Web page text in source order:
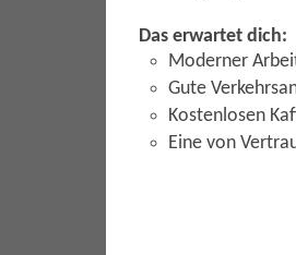
Das erwartet dich:
Moderner
Gute
Kostenlosen
Eine von